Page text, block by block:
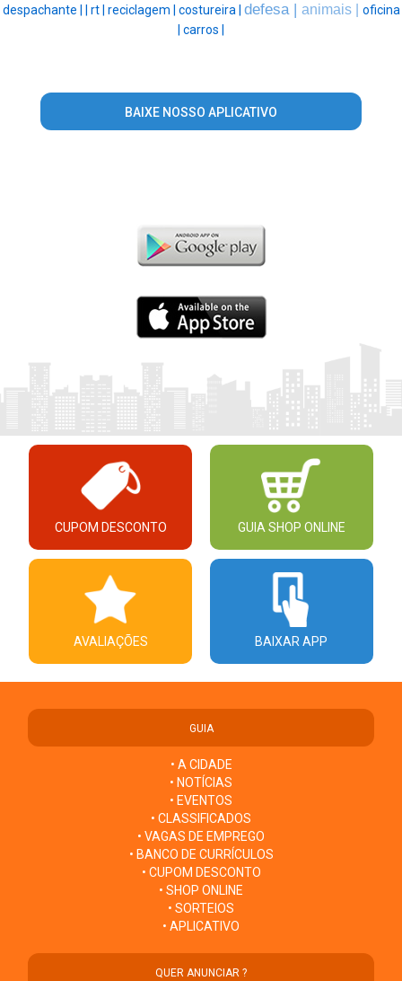
despachante | rt | reciclagem | costureira | defesa | animais | oficina
carros |
BAIXE NOSSO APLICATIVO
CUPOM DESCONTO GUIA SHOP ONLINE
AVALIAÇÕES BAIXAR APP
GUIA
• A CIDADE
• NOTÍCIAS
• EVENTOS
• CLASSIFICADOS
• VAGAS DE EMPREGO
• BANCO DE CURRÍCULOS
• CUPOM DESCONTO
• SHOP ONLINE
• SORTEIOS
• APLICATIVO
QUER ANUNCIAR ?